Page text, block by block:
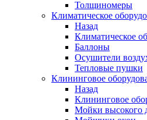
Толщиномеры
Климатическое
Назад
Климатическое
Баллоны
Осушители
Тепловые пушки
Клининговое
Назад
Клининговое
Мойки высокого